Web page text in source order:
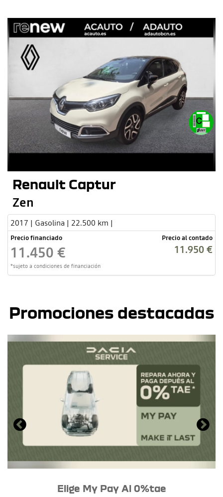
Renault Captur
Zen
2017 | Gasolina | 22.500 km |
Precio financiado
11.450 €
*sujeto a condiciones de financiación
Precio al contado
11.950 €
Promociones destacadas
Elige My Pay Al 0%tae